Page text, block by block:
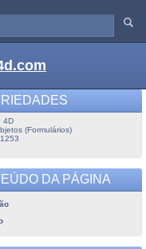
4D
(Formulários)
DA PÁGINA